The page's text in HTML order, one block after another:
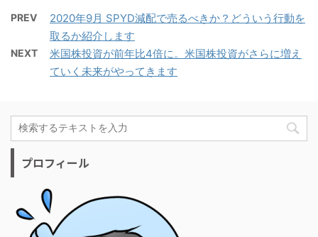
PREV
2020年9月 SPYD減配で売るべきか？どういう行動を
取るか紹介します
NEXT
米国株投資が前年比4倍に。米国株投資がさらに増え
ていく未来がやってきます
プロフィール